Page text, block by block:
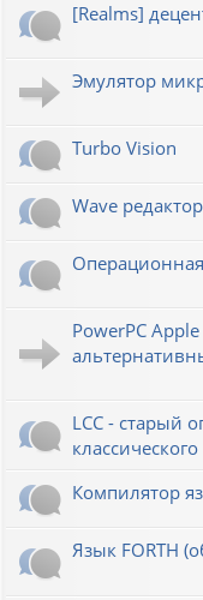
[Realms]
Эмулятор
Turbo Vision
Wave редактор
PowerPC
LCC - старый
Компилятор
Язык FORTH